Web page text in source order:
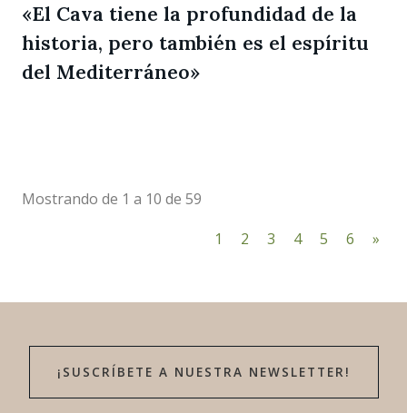
«El Cava tiene la profundidad de la
historia, pero también es el espíritu
del Mediterráneo»
Mostrando de 1 a 10 de 59
1
2 3 4 5 6 »
¡SUSCRÍBETE A NUESTRA NEWSLETTER!